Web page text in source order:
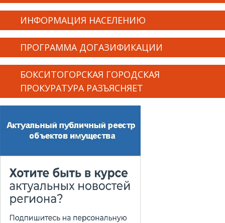
ИНФОРМАЦИЯ НАСЕЛЕНИЮ
ПРОГРАММА ДОГАЗИФИКАЦИИ
БОКСИТОГОРСКАЯ ГОРОДСКАЯ
ПРОКУРАТУРА РАЗЪЯСНЯЕТ